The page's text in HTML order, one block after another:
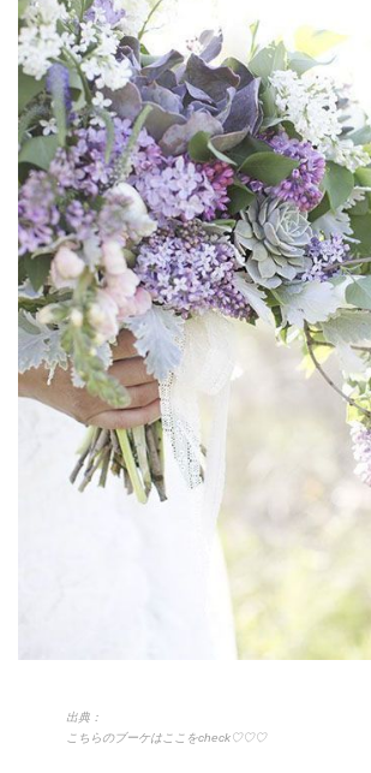
出典：
こちらのブーケはここをcheck♡♡♡